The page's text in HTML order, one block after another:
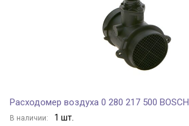
Расходомер воздуха 0 280 217 500 BOSCH
В наличии: 1 шт.